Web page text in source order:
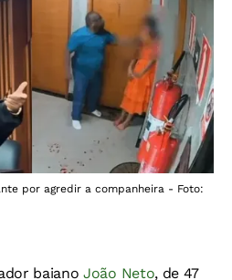
por agredir a companheira - Foto:
baiano João Neto, de 47